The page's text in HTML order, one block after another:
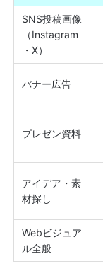
SNS投稿画像
（Instagram
・X）
バナー広告
プレゼン資料
アイデア・素
材探し
Webビジュア
ル全般